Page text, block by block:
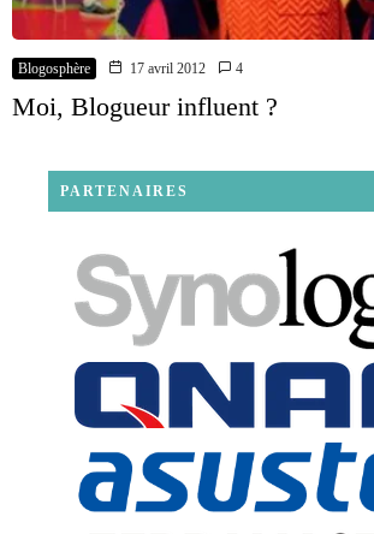
Blogosphère 17 avril 2012 4
Moi, Blogueur influent ?
PARTENAIRES